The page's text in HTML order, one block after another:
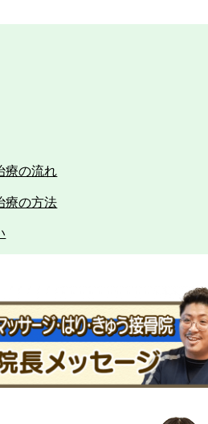
療の流れ
療の方法